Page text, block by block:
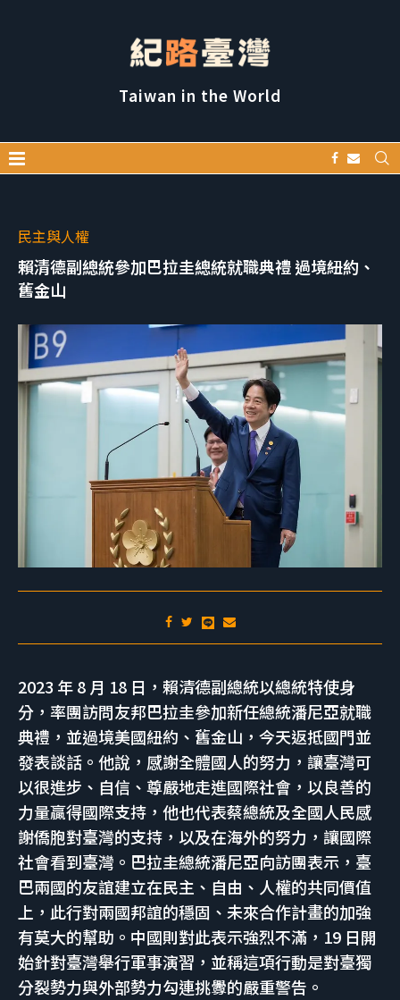
Taiwan in the World
民主與人權
賴清德副總統參加巴拉圭總統就職典禮 過境紐約、
舊金山
2023 年 8 月 18 日，賴清德副總統以總統特使身
分，率團訪問友邦巴拉圭參加新任總統潘尼亞就職
典禮，並過境美國紐約、舊金山，今天返抵國門並
發表談話。他說，感謝全體國人的努力，讓臺灣可
以很進步、自信、尊嚴地走進國際社會，以良善的
力量贏得國際支持，他也代表蔡總統及全國人民感
謝僑胞對臺灣的支持，以及在海外的努力，讓國際
社會看到臺灣。巴拉圭總統潘尼亞向訪團表示，臺
巴兩國的友誼建立在民主、自由、人權的共同價值
上，此行對兩國邦誼的穩固、未來合作計畫的加強
有莫大的幫助。中國則對此表示強烈不滿，19 日開
始針對臺灣舉行軍事演習，並稱這項行動是對臺獨
分裂勢力與外部勢力勾連挑釁的嚴重警告。